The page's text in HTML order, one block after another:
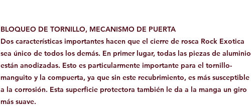
BLOQUEO DE TORNILLO, MECANISMO DE PUERTA
Dos características importantes hacen que el cierre de rosca Rock Exotica
sea único de todos los demás. En primer lugar, todas las piezas de aluminio
están anodizadas. Esto es particularmente importante para el tornillo-
manguito y la compuerta, ya que sin este recubrimiento, es más susceptible
a la corrosión. Esta superficie protectora también le da a la manga un giro
más suave.